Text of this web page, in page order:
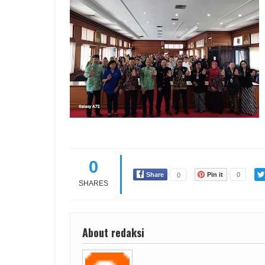
0
SHARES
Share 0 Pin it 0
About redaksi